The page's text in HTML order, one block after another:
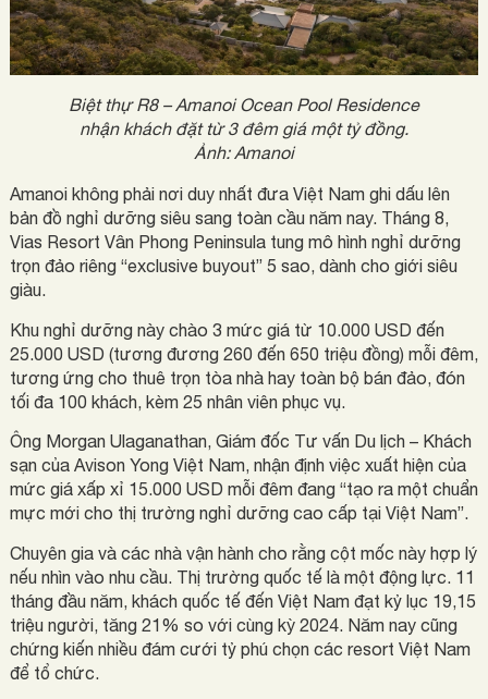
Biệt thự R8 – Amanoi Ocean Pool Residence
nhận khách đặt từ 3 đêm giá một tỷ đồng.
Ảnh: Amanoi
Amanoi không phải nơi duy nhất đưa Việt Nam ghi dấu lên
bản đồ nghỉ dưỡng siêu sang toàn cầu năm nay. Tháng 8,
Vias Resort Vân Phong Peninsula tung mô hình nghỉ dưỡng
trọn đảo riêng “exclusive buyout” 5 sao, dành cho giới siêu
giàu.
Khu nghỉ dưỡng này chào 3 mức giá từ 10.000 USD đến
25.000 USD (tương đương 260 đến 650 triệu đồng) mỗi đêm,
tương ứng cho thuê trọn tòa nhà hay toàn bộ bán đảo, đón
tối đa 100 khách, kèm 25 nhân viên phục vụ.
Ông Morgan Ulaganathan, Giám đốc Tư vấn Du lịch – Khách
sạn của Avison Yong Việt Nam, nhận định việc xuất hiện của
mức giá xấp xỉ 15.000 USD mỗi đêm đang “tạo ra một chuẩn
mực mới cho thị trường nghỉ dưỡng cao cấp tại Việt Nam”.
Chuyên gia và các nhà vận hành cho rằng cột mốc này hợp lý
nếu nhìn vào nhu cầu. Thị trường quốc tế là một động lực. 11
tháng đầu năm, khách quốc tế đến Việt Nam đạt kỷ lục 19,15
triệu người, tăng 21% so với cùng kỳ 2024. Năm nay cũng
chứng kiến nhiều đám cưới tỷ phú chọn các resort Việt Nam
để tổ chức.